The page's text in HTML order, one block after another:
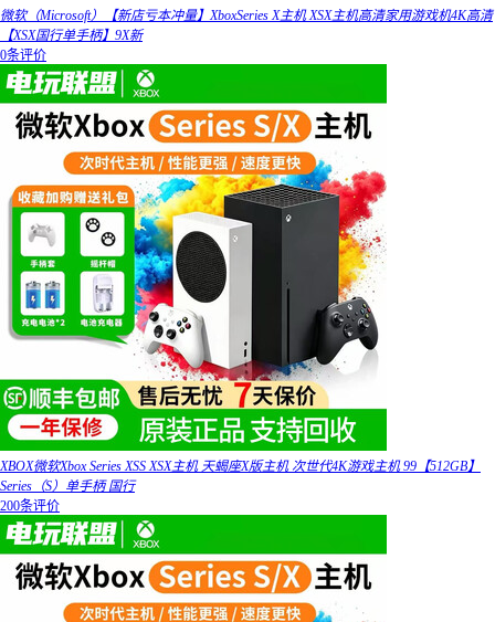
微软（Microsoft）【新店亏本冲量】XboxSeries X主机 XSX主机高清家用游戏机4K高清
【XSX国行单手柄】9X新
0条评价
XBOX微软Xbox Series XSS XSX主机 天蝎座X版主机 次世代4K游戏主机 99【512GB】
Series（S）单手柄 国行
200条评价